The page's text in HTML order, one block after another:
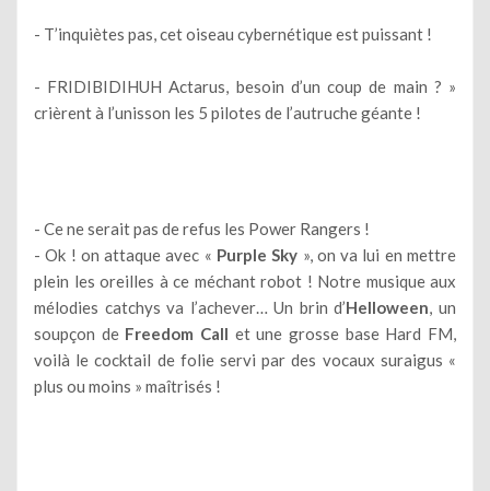
- T’inquiètes pas, cet oiseau cybernétique est puissant !
- FRIDIBIDIHUH Actarus, besoin d’un coup de main ? »
crièrent à l’unisson les 5 pilotes de l’autruche géante !
- Ce ne serait pas de refus les Power Rangers !
- Ok ! on attaque avec « Purple Sky », on va lui en mettre
plein les oreilles à ce méchant robot ! Notre musique aux
mélodies catchys va l’achever… Un brin d’Helloween, un
soupçon de Freedom Call et une grosse base Hard FM,
voilà le cocktail de folie servi par des vocaux suraigus «
plus ou moins » maîtrisés !